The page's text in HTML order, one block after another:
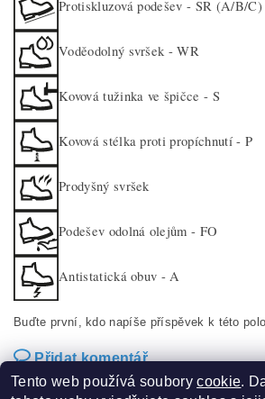
Protiskluzová podešev - SR (A/B/C)
Voděodolný svršek - WR
Kovová tužinka ve špičce - S
Kovová stélka proti propíchnutí - P
Prodyšný svršek
Podešev odolná olejům - FO
Antistatická obuv - A
Buďte první, kdo napíše příspěvek k této
Přidat komentář
Tento web používá souborycookie.